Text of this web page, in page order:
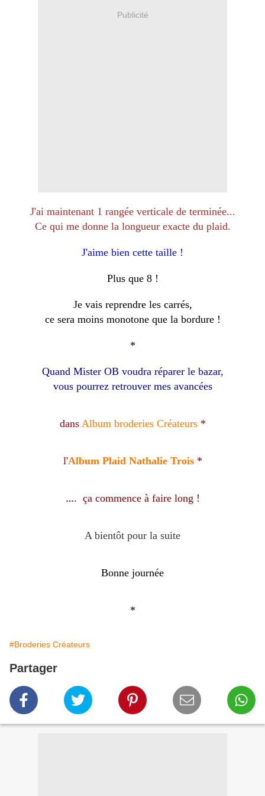
Publicité
J'ai maintenant 1 rangée verticale de terminée...
Ce qui me donne la longueur exacte du plaid.
J'aime bien cette taille !
Plus que 8 !
Je vais reprendre les carrés,
ce sera moins monotone que la bordure !
*
Quand Mister OB voudra réparer le bazar,
vous pourrez retrouver mes avancées
dansAlbum broderies Créateurs *
l'Album Plaid Nathalie Trois*
…. ça commence à faire long !
A bientôt pour la suite
Bonne journée
*
#Broderies Créateurs
Partager